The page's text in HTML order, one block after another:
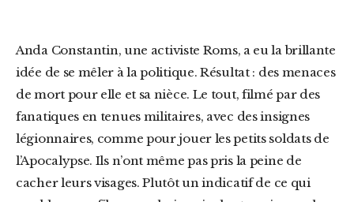
Anda Constantin, une activiste Roms, a eu la brillante
idée de se mêler à la politique. Résultat : des menaces
de mort pour elle et sa nièce. Le tout, filmé par des
fanatiques en tenues militaires, avec des insignes
légionnaires, comme pour jouer les petits soldats de
l’Apocalypse. Ils n’ont même pas pris la peine de
cacher leurs visages. Plutôt un indicatif de ce qui